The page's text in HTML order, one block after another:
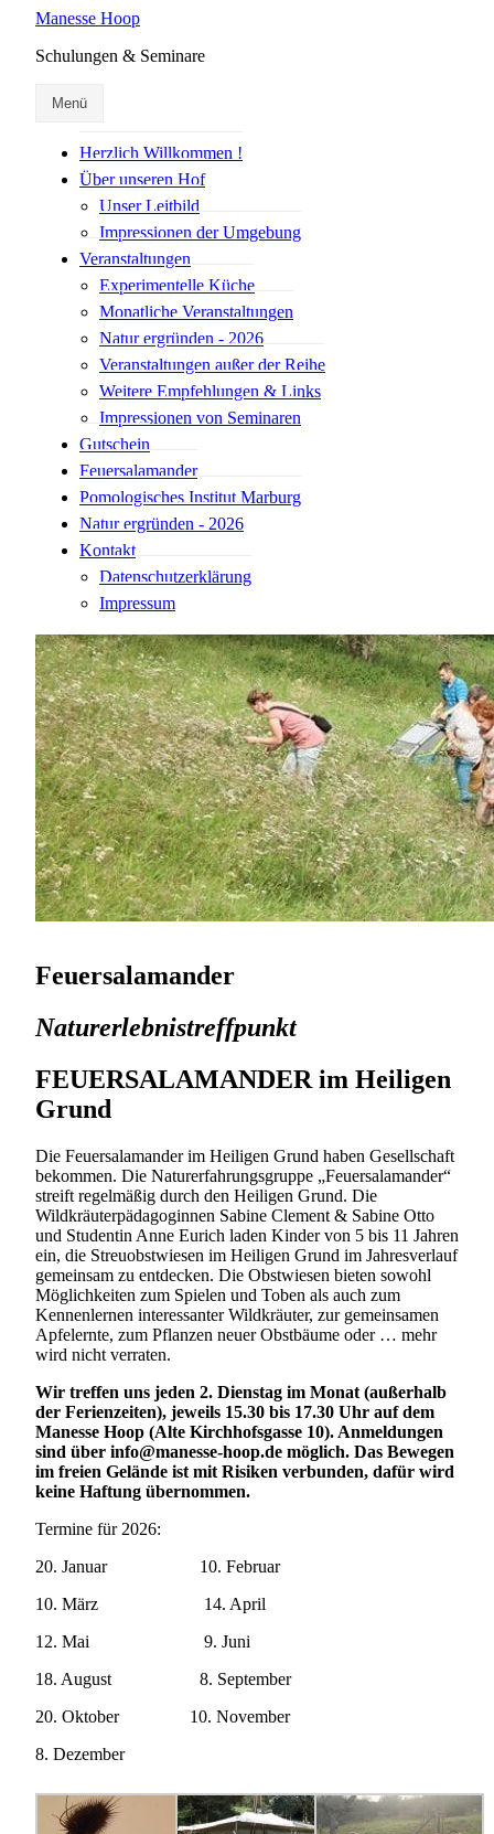
Manesse Hoop
Schulungen & Seminare
Menü
Herzlich Willkommen !
Über unseren Hof
Unser Leitbild
Impressionen der Umgebung
Veranstaltungen
Experimentelle Küche
Monatliche Veranstaltungen
Natur ergründen - 2026
Veranstaltungen außer der Reihe
Weitere Empfehlungen & Links
Impressionen von Seminaren
Gutschein
Feuersalamander
Pomologisches Institut Marburg
Natur ergründen - 2026
Kontakt
Datenschutzerklärung
Impressum
Feuersalamander
Naturerlebnistreffpunkt
FEUERSALAMANDER im Heiligen
Grund
Die Feuersalamander im Heiligen Grund haben Gesellschaft
bekommen. Die Naturerfahrungsgruppe „Feuersalamander“
streift regelmäßig durch den Heiligen Grund. Die
Wildkräuterpädagoginnen Sabine Clement & Sabine Otto
und Studentin Anne Eurich laden Kinder von 5 bis 11 Jahren
ein, die Streuobstwiesen im Heiligen Grund im Jahresverlauf
gemeinsam zu entdecken. Die Obstwiesen bieten sowohl
Möglichkeiten zum Spielen und Toben als auch zum
Kennenlernen interessanter Wildkräuter, zur gemeinsamen
Apfelernte, zum Pflanzen neuer Obstbäume oder … mehr
wird nicht verraten.
Wir treffen uns jeden 2. Dienstag im Monat (außerhalb
der Ferienzeiten), jeweils 15.30 bis 17.30 Uhr auf dem
Manesse Hoop (Alte Kirchhofsgasse 10). Anmeldungen
sind über info@manesse-hoop.de möglich. Das Bewegen
im freien Gelände ist mit Risiken verbunden, dafür wird
keine Haftung übernommen.
Termine für 2026:
20. Januar 10. Februar
10. März 14. April
12. Mai 9. Juni
18. August 8. September
20. Oktober 10. November
8. Dezember